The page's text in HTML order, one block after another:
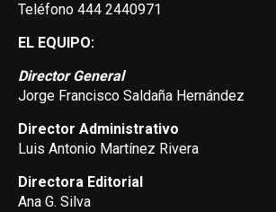
Teléfono 444 2440971
EL EQUIPO:
Director General
Jorge Francisco Saldaña Hernández
Director Administrativo
Luis Antonio Martínez Rivera
Directora Editorial
Ana G. Silva